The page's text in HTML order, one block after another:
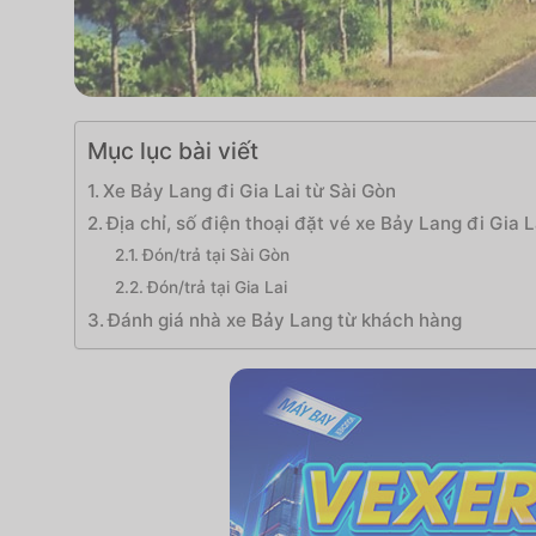
Mục lục bài viết
Xe Bảy Lang đi Gia Lai từ Sài Gòn
Địa chỉ, số điện thoại đặt vé xe Bảy Lang đi Gia
Đón/trả tại Sài Gòn
Đón/trả tại Gia Lai
Đánh giá nhà xe Bảy Lang từ khách hàng